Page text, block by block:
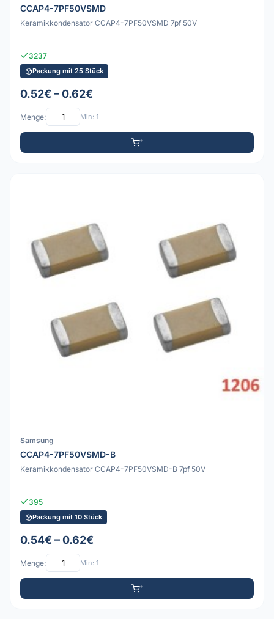
CCAP4-7PF50VSMD
Keramikkondensator CCAP4-7PF50VSMD 7pf 50V
3237
Packung mit 25 Stück
0.52€ – 0.62€
Menge: Min: 1
Samsung
CCAP4-7PF50VSMD-B
Keramikkondensator CCAP4-7PF50VSMD-B 7pf 50V
395
Packung mit 10 Stück
0.54€ – 0.62€
Menge: Min: 1